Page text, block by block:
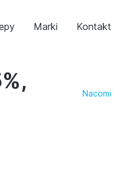
Marki Kontakt
Nacomi